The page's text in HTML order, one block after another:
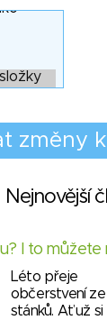
Nejnovější
I to můžete
Léto přeje
občerstvení ze
stánků. Ať už si